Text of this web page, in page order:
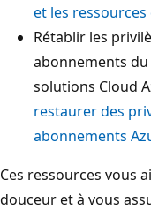
et les
Rétablir les
abonnements
solutions Cloud
restaurer des
abonnements
Ces ressources vous
douceur et à vous